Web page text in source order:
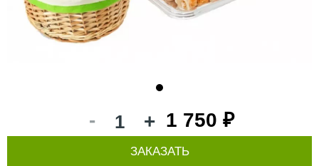
- + 1 750 ₽
ЗАКАЗАТЬ